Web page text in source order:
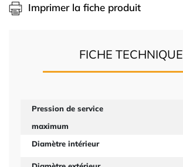
Imprimer la fiche produit
FICHE TECHNIQUE
Pression de service
maximum
Diamètre intérieur